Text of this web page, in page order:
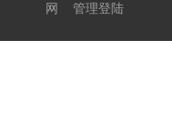
网
管理登陆